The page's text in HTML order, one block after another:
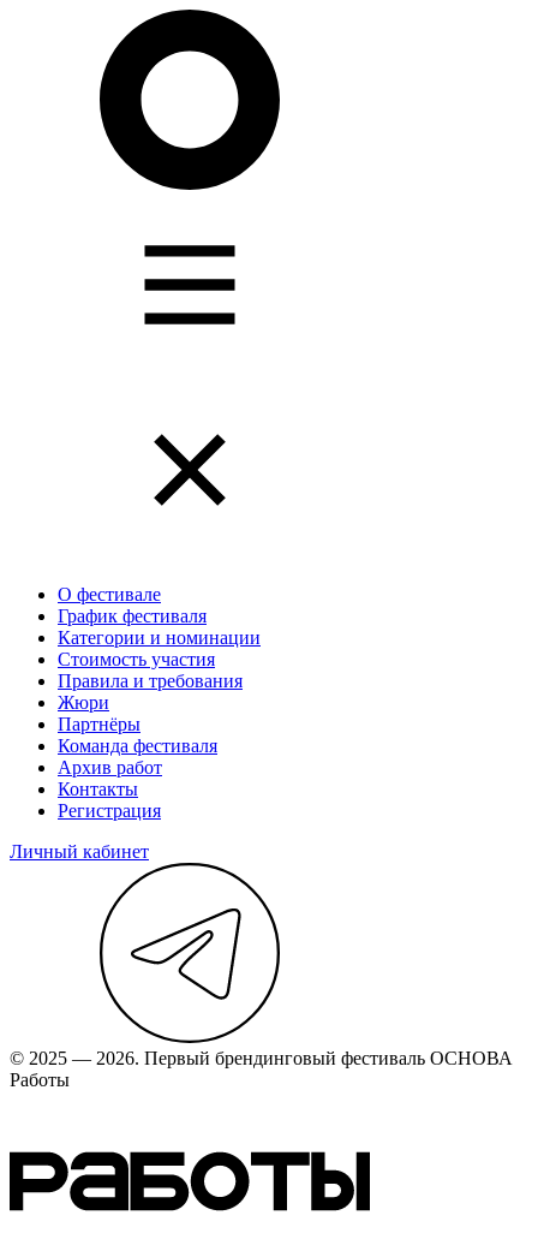
О фестивале
График фестиваля
Категории и номинации
Стоимость участия
Правила и требования
Жюри
Партнёры
Команда фестиваля
Архив работ
Контакты
Регистрация
Личный кабинет
© 2025 — 2026. Первый брендинговый фестиваль ОСНОВА
Работы